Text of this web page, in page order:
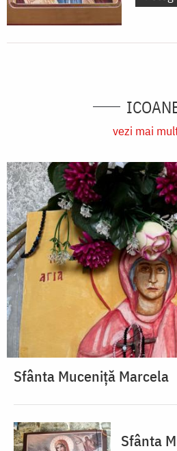
vezi mai
Sfânta Muceniță Marcela
Sfânta